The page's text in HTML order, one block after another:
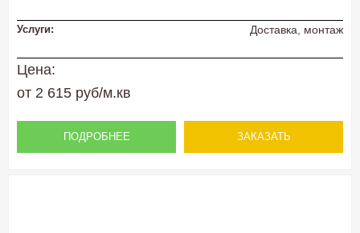
Услуги: Доставка, монтаж
Цена:
от 2 615 руб/м.кв
ПОДРОБНЕЕ ЗАКАЗАТЬ